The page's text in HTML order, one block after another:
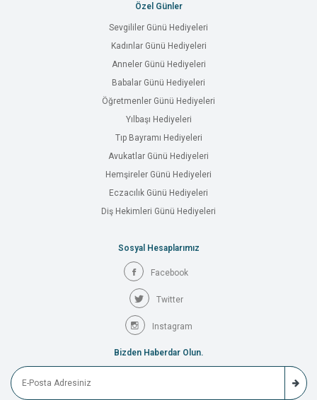
Özel Günler
Sevgililer Günü Hediyeleri
Kadınlar Günü Hediyeleri
Anneler Günü Hediyeleri
Babalar Günü Hediyeleri
Öğretmenler Günü Hediyeleri
Yılbaşı Hediyeleri
Tıp Bayramı Hediyeleri
Avukatlar Günü Hediyeleri
Hemşireler Günü Hediyeleri
Eczacılık Günü Hediyeleri
Diş Hekimleri Günü Hediyeleri
Sosyal Hesaplarımız
Facebook
Twitter
Instagram
Bizden Haberdar Olun.